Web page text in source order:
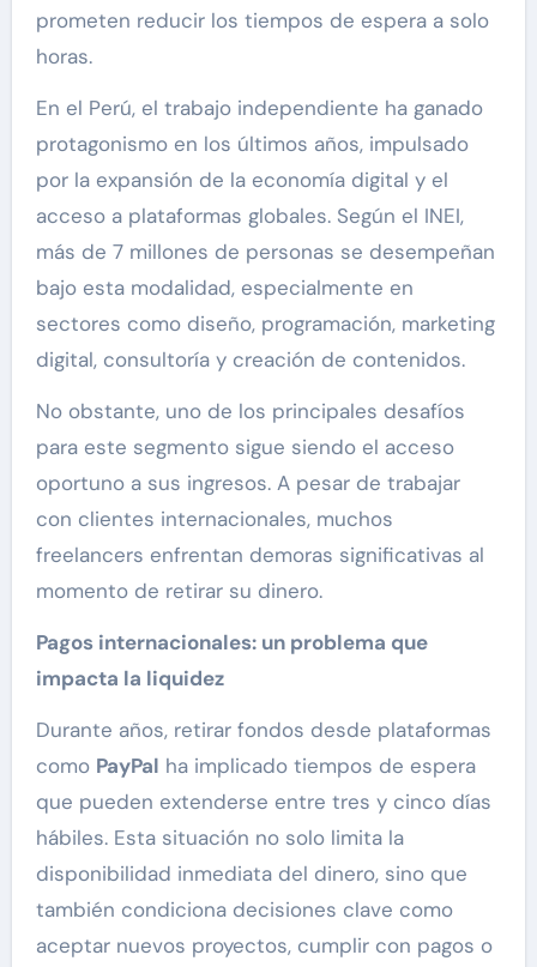
prometen reducir los tiempos de espera a solo
horas.
En el Perú, el trabajo independiente ha ganado
protagonismo en los últimos años, impulsado
por la expansión de la economía digital y el
acceso a plataformas globales. Según el INEI,
más de 7 millones de personas se desempeñan
bajo esta modalidad, especialmente en
sectores como diseño, programación, marketing
digital, consultoría y creación de contenidos.
No obstante, uno de los principales desafíos
para este segmento sigue siendo el acceso
oportuno a sus ingresos. A pesar de trabajar
con clientes internacionales, muchos
freelancers enfrentan demoras significativas al
momento de retirar su dinero.
Pagos internacionales: un problema que
impacta la liquidez
Durante años, retirar fondos desde plataformas
como PayPal ha implicado tiempos de espera
que pueden extenderse entre tres y cinco días
hábiles. Esta situación no solo limita la
disponibilidad inmediata del dinero, sino que
también condiciona decisiones clave como
aceptar nuevos proyectos, cumplir con pagos o